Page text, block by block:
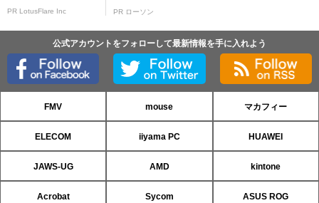
PR LotusFlare Inc PR ローソン
公式アカウントをフォローして最新情報を手に入れよう
FMV mouse マカフィー
ELECOM iiyama PC HUAWEI
JAWS-UG AMD kintone
Acrobat Sycom ASUS ROG